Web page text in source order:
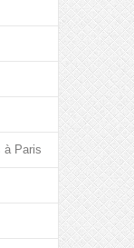
à Paris